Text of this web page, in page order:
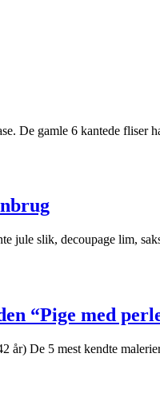
De gamle 6 kantede
jule slik, decoupage lim,
“Pige med
år) De 5 mest kendte